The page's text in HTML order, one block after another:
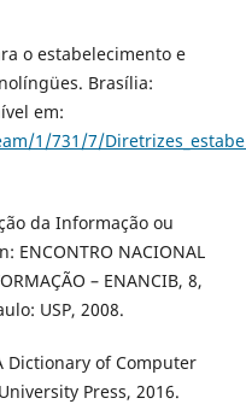
o estabelecimento e
Brasília:
em:
1/731/7/
da Informação ou
ENCONTRO NACIONAL
– ENANCIB, 8,
USP, 2008.
Dictionary of Computer
Press, 2016.